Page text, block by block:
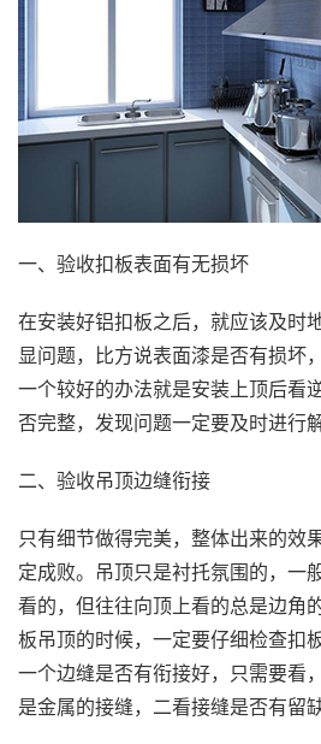
一、验收扣板表面有无损坏
在安装好铝扣板之后，就应该及时
显问题，比方说表面漆是否有损坏
一个较好的办法就是安装上顶后看
否完整，发现问题一定要及时进行解
二、验收吊顶边缝衔接
只有细节做得完美，整体出来的效
定成败。吊顶只是衬托氛围的，一
看的，但往往向顶上看的总是边角
板吊顶的时候，一定要仔细检查扣
一个边缝是否有衔接好，只需要看
是金属的接缝，二看接缝是否有留缺